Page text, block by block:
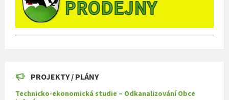
PROJEKTY / PLÁNY
Technicko-ekonomická studie – Odkanalizování Obce